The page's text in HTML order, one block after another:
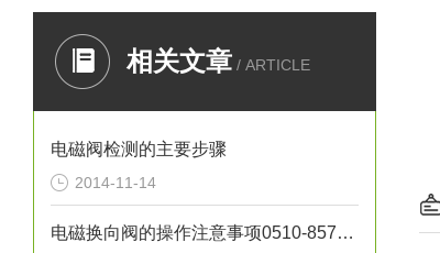
相关文章 / ARTICLE
电磁阀检测的主要步骤
2014-11-14
电磁换向阀的操作注意事项0510-85745374